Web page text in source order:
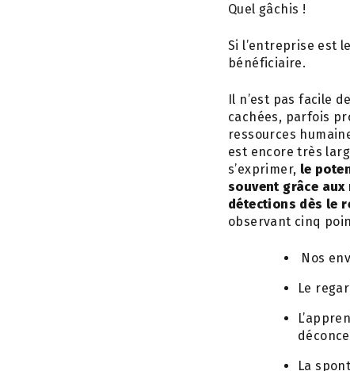
Quel gâchis !
Si l’entreprise est
bénéficiaire.
Il n’est pas facile
cachées, parfois
ressources
est encore très
s’exprimer, le
souvent grâce aux
détections dès le
observant cinq
Nos
Le
La